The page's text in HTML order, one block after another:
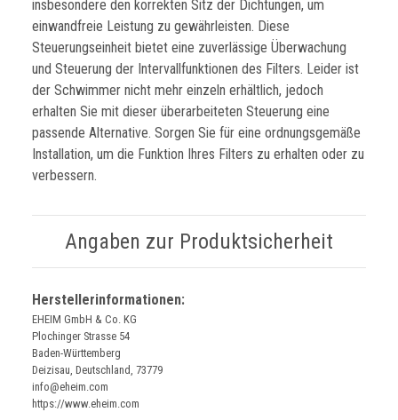
insbesondere den korrekten Sitz der Dichtungen, um
einwandfreie Leistung zu gewährleisten. Diese
Steuerungseinheit bietet eine zuverlässige Überwachung
und Steuerung der Intervallfunktionen des Filters. Leider ist
der Schwimmer nicht mehr einzeln erhältlich, jedoch
erhalten Sie mit dieser überarbeiteten Steuerung eine
passende Alternative. Sorgen Sie für eine ordnungsgemäße
Installation, um die Funktion Ihres Filters zu erhalten oder zu
verbessern.
Angaben zur Produktsicherheit
Herstellerinformationen:
EHEIM GmbH & Co. KG
Plochinger Strasse 54
Baden-Württemberg
Deizisau, Deutschland, 73779
info@eheim.com
https://www.eheim.com